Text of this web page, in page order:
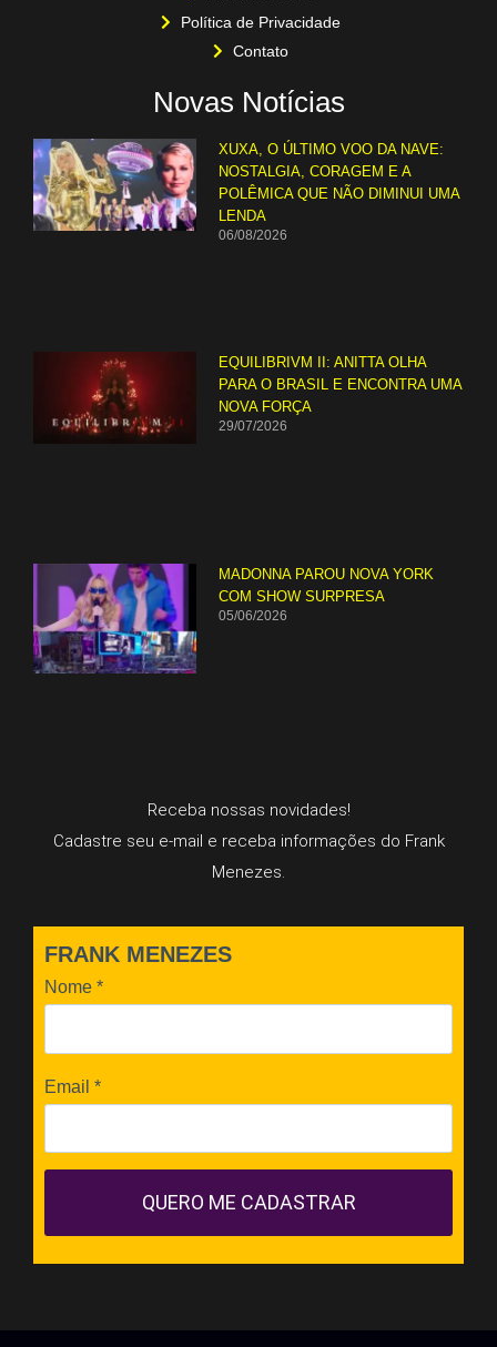
Política de Privacidade
Contato
Novas Notícias
XUXA, O ÚLTIMO VOO DA NAVE:
NOSTALGIA, CORAGEM E A
POLÊMICA QUE NÃO DIMINUI UMA
LENDA
06/08/2026
EQUILIBRIVM II: ANITTA OLHA
PARA O BRASIL E ENCONTRA UMA
NOVA FORÇA
29/07/2026
MADONNA PAROU NOVA YORK
COM SHOW SURPRESA
05/06/2026
Receba nossas novidades!
Cadastre seu e-mail e receba informações do Frank
Menezes.
FRANK MENEZES
Nome *
Email *
QUERO ME CADASTRAR